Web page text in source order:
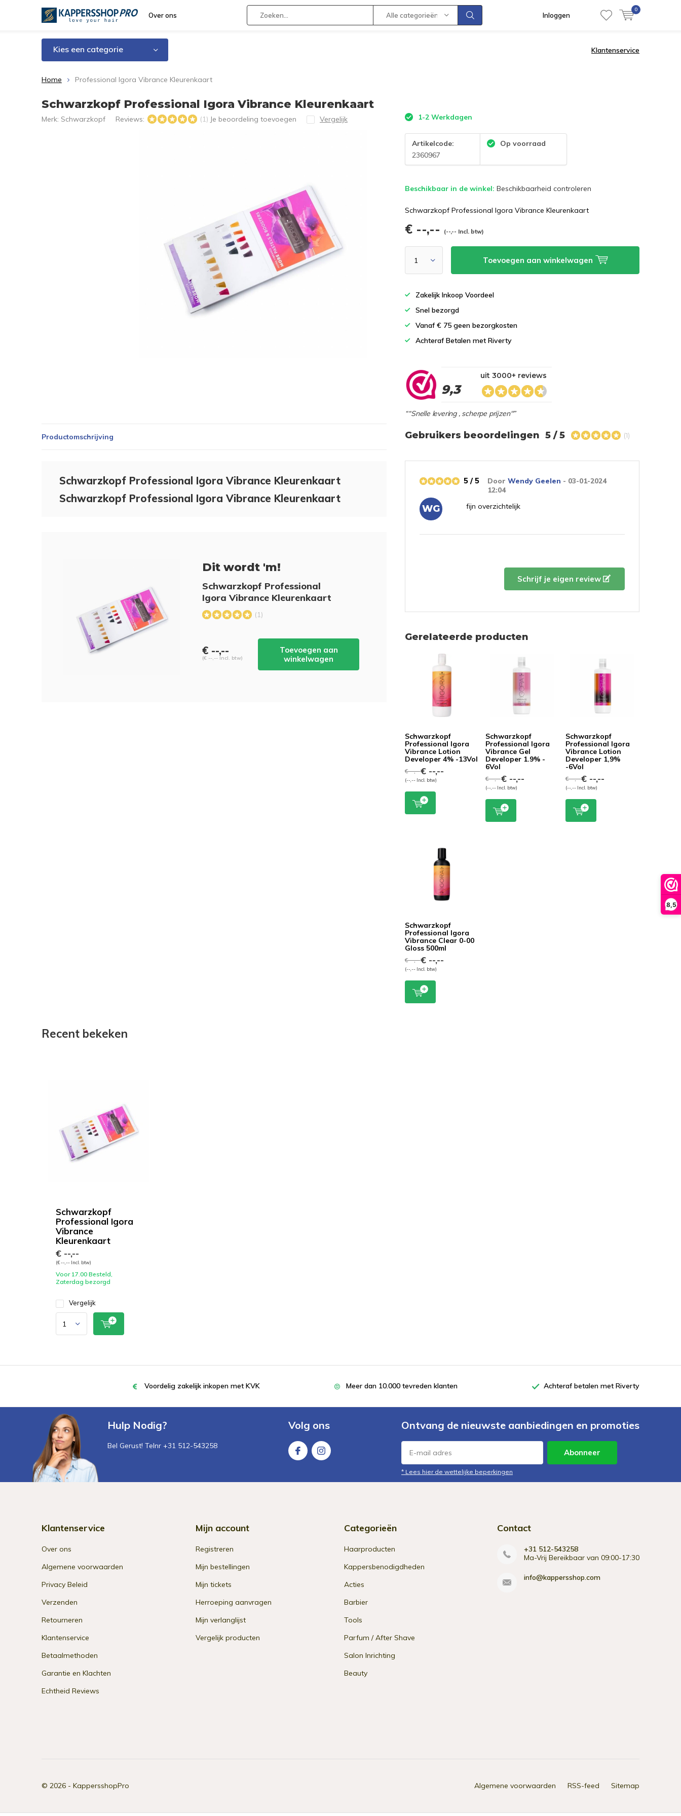
8,5
Over ons Alle categorieën Inloggen
0
Kies een categorie Klantenservice
Home Professional Igora Vibrance Kleurenkaart
Schwarzkopf Professional Igora Vibrance Kleurenkaart
Merk: Schwarzkopf Reviews: (1) Je beoordeling toevoegen Vergelijk 1-2 Werkdagen
Artikelcode:
2360967
Op voorraad
Beschikbaar in de winkel:Beschikbaarheid controleren
Schwarzkopf Professional Igora Vibrance Kleurenkaart
€ --,-- (--,-- Incl. btw)
Toevoegen aan winkelwagen
Zakelijk Inkoop Voordeel
Snel bezorgd
Vanaf € 75 geen bezorgkosten
Achteraf Betalen met Riverty
9,3
uit 3000+ reviews
““Snelle levering , scherpe prijzen"”
Productomschrijving
Schwarzkopf Professional Igora Vibrance Kleurenkaart
Schwarzkopf Professional Igora Vibrance Kleurenkaart
Dit wordt 'm!
Schwarzkopf Professional
Igora Vibrance Kleurenkaart
(1)
€ --,--
(€ --,-- Incl. btw)
Toevoegen aan
winkelwagen
Gebruikers beoordelingen 5 / 5 (1)
WG
DoorWendy Geelen - 03-01-2024
12:04
5 / 5
fijn overzichtelijk
Schrijf je eigen review
Gerelateerde producten
Schwarzkopf
Professional Igora
Vibrance Lotion
Developer 4% -13Vol
€ --,--€ --,--
(--,-- Incl. btw)
Schwarzkopf
Professional Igora
Vibrance Gel
Developer 1.9% -
6Vol
€ --,--€ --,--
(--,-- Incl. btw)
Schwarzkopf
Professional Igora
Vibrance Lotion
Developer 1,9%
-6Vol
€ --,--€ --,--
(--,-- Incl. btw)
Schwarzkopf
Professional Igora
Vibrance Clear 0-00
Gloss 500ml
€ --,--€ --,--
(--,-- Incl. btw)
Recent bekeken
Schwarzkopf
Professional Igora
Vibrance
Kleurenkaart
€ --,--
(€ --,-- Incl. btw)
Voor 17.00 Besteld,
Zaterdag bezorgd
Vergelijk
Voordelig zakelijk inkopen met KVK Meer dan 10.000 tevreden klanten Achteraf betalen met Riverty
Hulp Nodig?
Bel Gerust! Telnr +31 512-543258
Volg ons Ontvang de nieuwste aanbiedingen en promoties
Abonneer
* Lees hier de wettelijke beperkingen
Klantenservice
Over ons
Algemene voorwaarden
Privacy Beleid
Verzenden
Retourneren
Klantenservice
Betaalmethoden
Garantie en Klachten
Echtheid Reviews
Mijn account
Registreren
Mijn bestellingen
Mijn tickets
Herroeping aanvragen
Mijn verlanglijst
Vergelijk producten
Categorieën
Haarproducten
Kappersbenodigdheden
Acties
Barbier
Tools
Parfum / After Shave
Salon Inrichting
Beauty
Contact
+31 512-543258
Ma-Vrij Bereikbaar van 09:00-17:30
info@kappersshop.com
© 2026 - KappersshopPro Algemene voorwaarden RSS-feed Sitemap